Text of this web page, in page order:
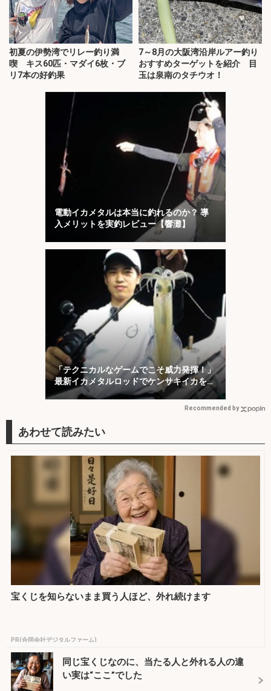
初夏の伊勢湾でリレー釣り満
喫 キス60匹・マダイ6枚・ブ
リ7本の好釣果
7～8月の大阪湾沿岸ルアー釣り
おすすめターゲットを紹介 目
玉は泉南のタチウオ！
電動イカメタルは本当に釣れるのか？ 導
入メリットを実釣レビュー【響灘】
「テクニカルなゲームでこそ威力発揮！」
最新イカメタルロッドでケンサキイカを攻
略【福井】
Recommended by
宝くじを知らないまま買う人ほど、外れ続けます
PR(合同会社デジタルファーム)
同じ宝くじなのに、当たる人と外れる人の違
い実は“ここ”でした